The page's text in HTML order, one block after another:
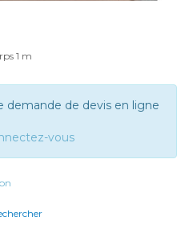
1 m
demande de devis en ligne
vous